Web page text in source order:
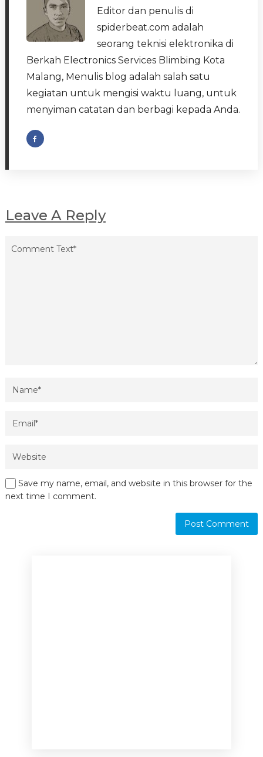
Editor dan penulis di
spiderbeat.com adalah
seorang teknisi elektronika di
Berkah Electronics Services Blimbing Kota
Malang, Menulis blog adalah salah satu
kegiatan untuk mengisi waktu luang, untuk
menyiman catatan dan berbagi kepada Anda.
Leave A Reply
Save my name, email, and website in this browser for the
next time I comment.